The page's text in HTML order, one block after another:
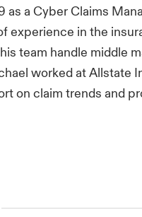
a Cyber Claims
experience in the
team handle middle
worked at Allstate
on claim trends and